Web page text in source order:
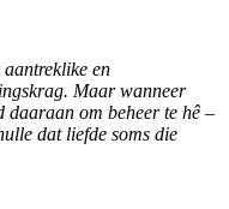
en
Maar wanneer
om beheer te hê –
dat liefde soms die